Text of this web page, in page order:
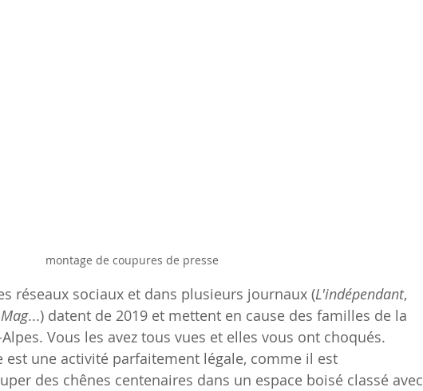
montage de coupures de presse
réseaux sociaux et dans plusieurs journaux (L'indépendant,
...) datent de 2019 et mettent en cause des familles de la
Vous les avez tous vues et elles vous ont choqués.
est une activité parfaitement légale, comme il est
des chênes centenaires dans un espace boisé classé avec